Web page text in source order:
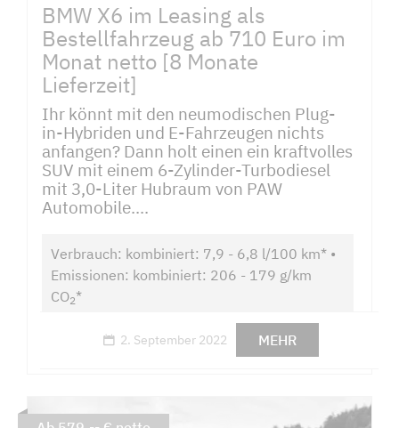
BMW X6 im Leasing als
Bestellfahrzeug ab 710 Euro im
Monat netto [8 Monate
Lieferzeit]
Ihr könnt mit den neumodischen Plug-
in-Hybriden und E-Fahrzeugen nichts
anfangen? Dann holt einen ein kraftvolles
SUV mit einem 6-Zylinder-Turbodiesel
mit 3,0-Liter Hubraum von PAW
Automobile....
Verbrauch: kombiniert: 7,9 - 6,8 l/100 km* •
Emissionen: kombiniert: 206 - 179 g/km
CO2*
2. September 2022 MEHR